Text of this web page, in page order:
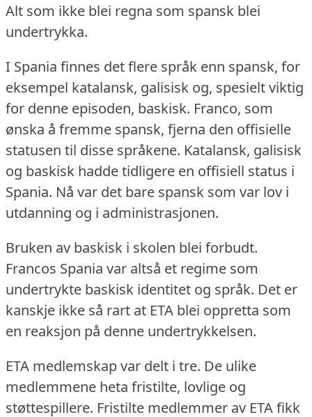
Alt som ikke blei regna som spansk blei
undertrykka.
I Spania finnes det flere språk enn spansk, for
eksempel katalansk, galisisk og, spesielt viktig
for denne episoden, baskisk. Franco, som
ønska å fremme spansk, fjerna den offisielle
statusen til disse språkene. Katalansk, galisisk
og baskisk hadde tidligere en offisiell status i
Spania. Nå var det bare spansk som var lov i
utdanning og i administrasjonen.
Bruken av baskisk i skolen blei forbudt.
Francos Spania var altså et regime som
undertrykte baskisk identitet og språk. Det er
kanskje ikke så rart at ETA blei oppretta som
en reaksjon på denne undertrykkelsen.
ETA medlemskap var delt i tre. De ulike
medlemmene heta fristilte, lovlige og
støttespillere. Fristilte medlemmer av ETA fikk